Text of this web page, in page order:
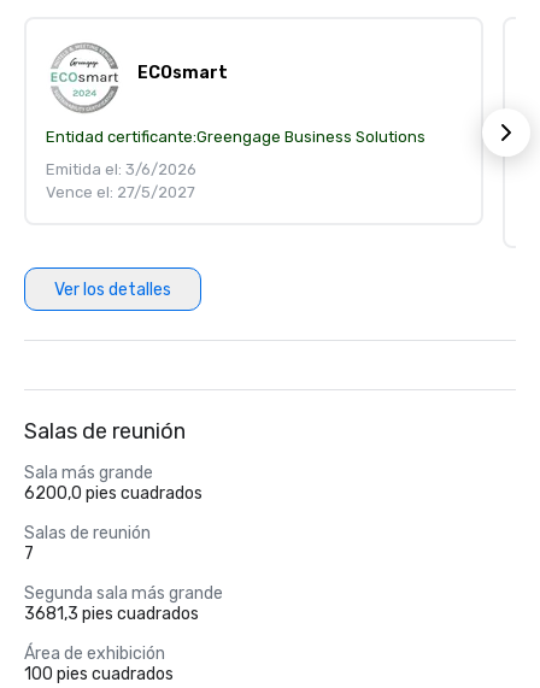
ECOsmart
Entidad certificante:Greengage Business Solutions
Emitida el: 3/6/2026
Vence el: 27/5/2027
Ver los detalles
Salas de reunión
Sala más grande
6200,0 pies cuadrados
Salas de reunión
7
Segunda sala más grande
3681,3 pies cuadrados
Área de exhibición
100 pies cuadrados